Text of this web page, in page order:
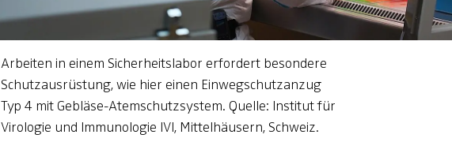
Arbeiten in einem Sicherheitslabor erfordert besondere
Schutzausrüstung, wie hier einen Einwegschutzanzug
Typ 4 mit Gebläse-Atemschutzsystem. Quelle: Institut für
Virologie und Immunologie IVI, Mittelhäusern, Schweiz.